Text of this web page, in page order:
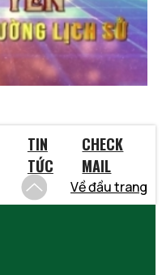
TIN
TỨC
CHECK
MAIL
Về đầu trang